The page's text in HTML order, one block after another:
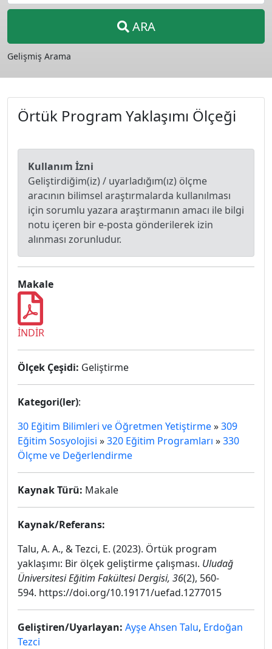
ARA
Gelişmiş Arama
Örtük Program Yaklaşımı Ölçeği
Kullanım İzni
Geliştirdiğim(iz) / uyarladığım(ız) ölçme
aracının bilimsel araştırmalarda kullanılması
için sorumlu yazara araştırmanın amacı ile bilgi
notu içeren bir e-posta gönderilerek izin
alınması zorunludur.
Makale
İNDİR
Ölçek Çeşidi: Geliştirme
Kategori(ler):
30 Eğitim Bilimleri ve Öğretmen Yetiştirme»309
Eğitim Sosyolojisi »320 Eğitim Programları »330
Ölçme ve Değerlendirme
Kaynak Türü: Makale
Kaynak/Referans:
Talu, A. A., & Tezci, E. (2023). Örtük program
yaklaşımı: Bir ölçek geliştirme çalışması. Uludağ
Üniversitesi Eğitim Fakültesi Dergisi, 36(2), 560-
594. https://doi.org/10.19171/uefad.1277015
Geliştiren/Uyarlayan: Ayşe Ahsen Talu, Erdoğan
Tezci